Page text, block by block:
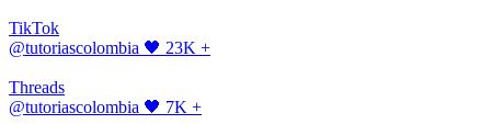
TikTok
@tutoriascolombia 🖤 23K +
Threads
@tutoriascolombia 🖤 7K +